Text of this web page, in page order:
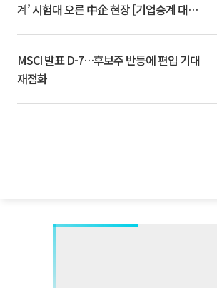
계’ 시험대 오른 中企 현장 [기업승계 대전
MSCI 발표 D-7…후보주 반등에 편입 기대
재점화